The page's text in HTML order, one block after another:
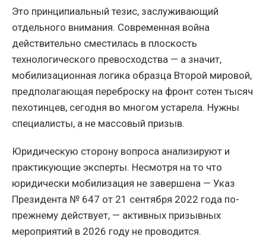
Это принципиальный тезис, заслуживающий
отдельного внимания. Современная война
действительно сместилась в плоскость
технологического превосходства — а значит,
мобилизационная логика образца Второй мировой,
предполагающая переброску на фронт сотен тысяч
пехотинцев, сегодня во многом устарела. Нужны
специалисты, а не массовый призыв.
Юридическую сторону вопроса анализируют и
практикующие эксперты. Несмотря на то что
юридически мобилизация не завершена — Указ
Президента № 647 от 21 сентября 2022 года по-
прежнему действует, — активных призывных
мероприятий в 2026 году не проводится.